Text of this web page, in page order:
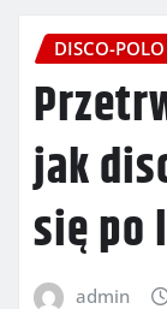
DISCO-POLO
jak
się po
admin